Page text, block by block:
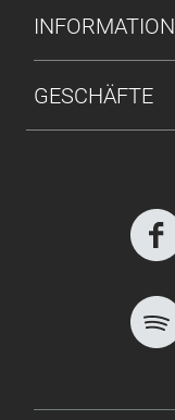
INFORMATION
GESCHÄFTE